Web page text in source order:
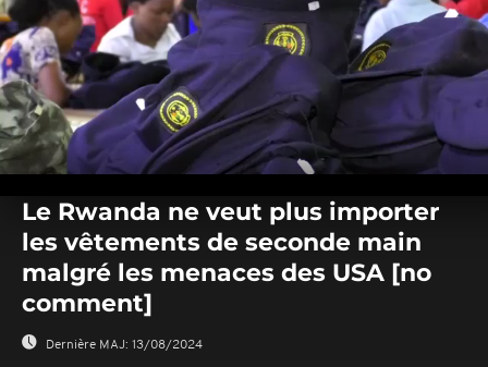
seconds
seconds
Le Rwanda ne veut plus importer
les vêtements de seconde main
malgré les menaces des USA [no
comment]
Dernière MAJ: 13/08/2024